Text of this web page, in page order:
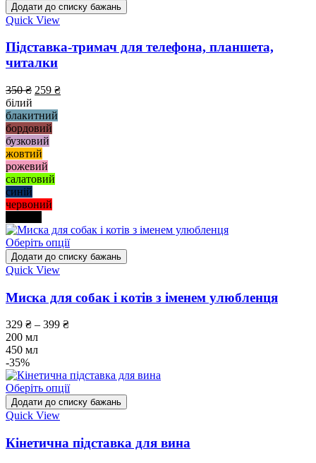
Додати до списку бажань
Quick View
Підставка-тримач для телефона, планшета,
читалки
350₴ 259 ₴
білий
блакитний
бордовий
бузковий
жовтий
рожевий
салатовий
синій
червоний
Оберіть опції
Додати до списку бажань
Quick View
Миска для собак і котів з іменем улюбленця
329 ₴ – 399 ₴
200 мл
450 мл
-35%
Оберіть опції
Додати до списку бажань
Quick View
Кінетична підставка для вина